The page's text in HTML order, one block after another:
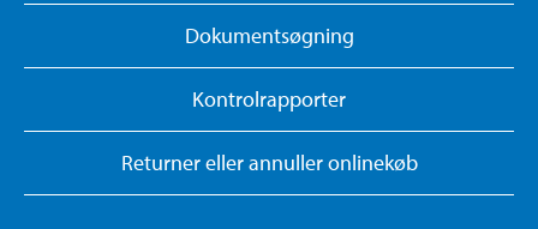
Dokumentsøgning
Kontrolrapporter
Returner eller annuller onlinekøb